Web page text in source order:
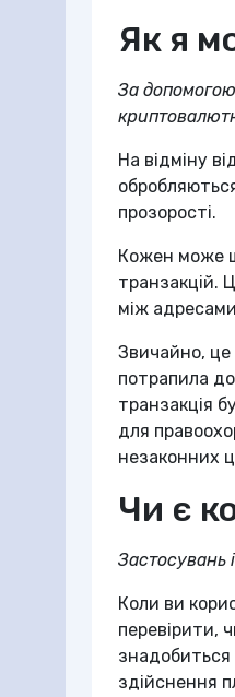
Як я
За допомогою
На відміну
прозорості.
Кожен може
транзакцій.
між
Звичайно,
потрапила
транзакція
для
незаконних
Чи є
Застосувань
Коли ви
перевірити,
здійснення